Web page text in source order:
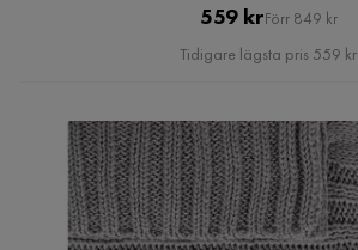
Pris
559 krOriginal
Pris
Förr 849 kr
Tidigare lägsta pris 559 kr